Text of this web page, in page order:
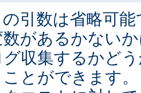
引数は省略可
があるかない
グ収集するかど
ことができます